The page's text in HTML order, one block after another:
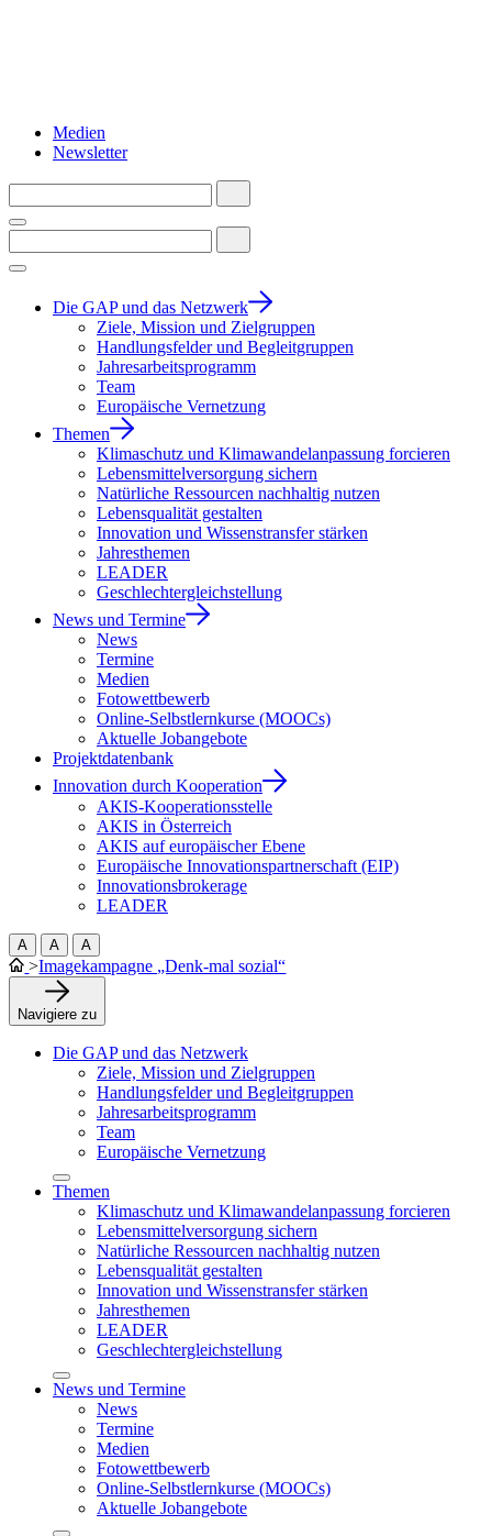
Medien
Newsletter
Die GAP und das Netzwerk
Ziele, Mission und Zielgruppen
Handlungsfelder und Begleitgruppen
Jahresarbeitsprogramm
Team
Europäische Vernetzung
Themen
Klimaschutz und Klimawandelanpassung forcieren
Lebensmittelversorgung sichern
Natürliche Ressourcen nachhaltig nutzen
Lebensqualität gestalten
Innovation und Wissenstransfer stärken
Jahresthemen
LEADER
Geschlechtergleichstellung
News und Termine
News
Termine
Medien
Fotowettbewerb
Online-Selbstlernkurse (MOOCs)
Aktuelle Jobangebote
Projektdatenbank
Innovation durch Kooperation
AKIS-Kooperationsstelle
AKIS in Österreich
AKIS auf europäischer Ebene
Europäische Innovationspartnerschaft (EIP)
Innovationsbrokerage
LEADER
A A A
>Imagekampagne „Denk-mal sozial“
Navigiere zu
Die GAP und das Netzwerk
Ziele, Mission und Zielgruppen
Handlungsfelder und Begleitgruppen
Jahresarbeitsprogramm
Team
Europäische Vernetzung
Themen
Klimaschutz und Klimawandelanpassung forcieren
Lebensmittelversorgung sichern
Natürliche Ressourcen nachhaltig nutzen
Lebensqualität gestalten
Innovation und Wissenstransfer stärken
Jahresthemen
LEADER
Geschlechtergleichstellung
News und Termine
News
Termine
Medien
Fotowettbewerb
Online-Selbstlernkurse (MOOCs)
Aktuelle Jobangebote